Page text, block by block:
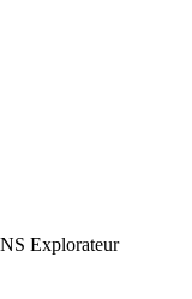
Explorateur